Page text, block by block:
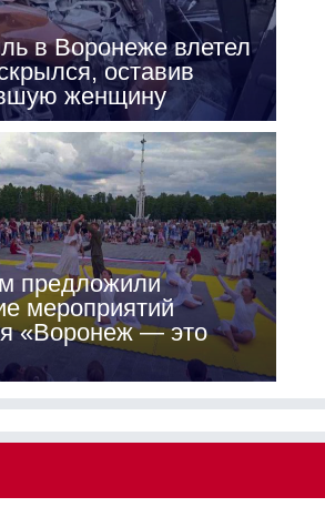
в Воронеже влетел
оставив
женщину
предложили
мероприятий
«Воронеж — это